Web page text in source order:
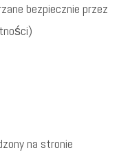
bezpiecznie przez
na stronie